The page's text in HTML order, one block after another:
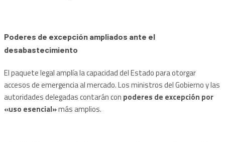
Poderes de excepción ampliados ante el
desabastecimiento
El paquete legal amplía la capacidad del Estado para otorgar
accesos de emergencia al mercado. Los ministros del Gobierno y las
autoridades delegadas contarán con poderes de excepción por
«uso esencial»más amplios.